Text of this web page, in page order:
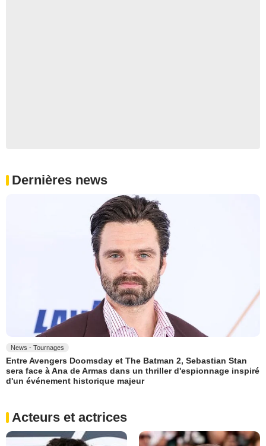
Dernières news
News - Tournages
Entre Avengers Doomsday et The Batman 2, Sebastian Stan
sera face à Ana de Armas dans un thriller d'espionnage inspiré
d'un événement historique majeur
Acteurs et actrices